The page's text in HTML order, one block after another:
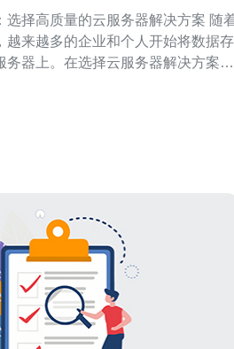
择高质量的云服务器解决方案 随着
越来越多的企业和个人开始将数据存
务器上。在选择云服务器解决方案
的云服务器解决方案。 法国高仿